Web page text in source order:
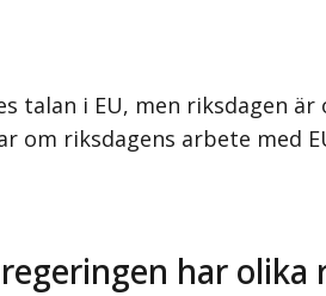
talan i EU, men riksdagen
om riksdagens arbete med
har olika